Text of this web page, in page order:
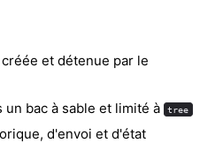
et détenue par le
bac à sable et limité à
tree
d'envoi et d'état